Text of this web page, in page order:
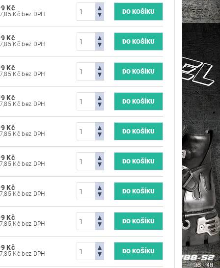
Kč
4 957,85 Kč bez DPH
Kč
4 957,85 Kč bez DPH
Kč
4 957,85 Kč bez DPH
Kč
4 957,85 Kč bez DPH
Kč
4 957,85 Kč bez DPH
Kč
4 957,85 Kč bez DPH
Kč
4 957,85 Kč bez DPH
Kč
4 957,85 Kč bez DPH
Kč
4 957,85 Kč bez DPH